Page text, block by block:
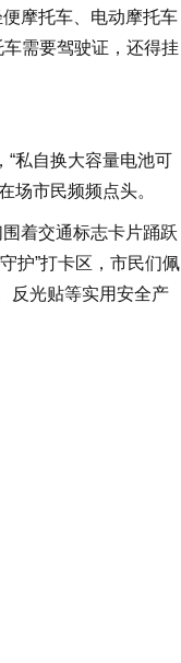
摩托车、电动摩托车
需要驾驶证，还得挂
私自换大容量电池可
场市民频频点头。
着交通标志卡片踊跃
护”打卡区，市民们佩
反光贴等实用安全产